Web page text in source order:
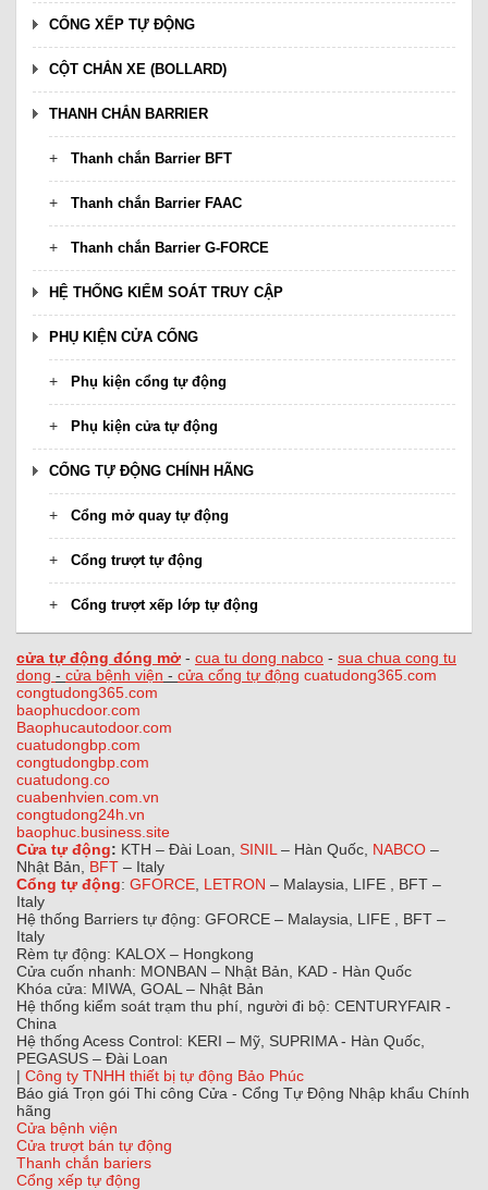
CỔNG XẾP TỰ ĐỘNG
CỘT CHẮN XE (BOLLARD)
THANH CHẮN BARRIER
Thanh chắn Barrier BFT
Thanh chắn Barrier FAAC
Thanh chắn Barrier G-FORCE
HỆ THỐNG KIỂM SOÁT TRUY CẬP
PHỤ KIỆN CỬA CỔNG
Phụ kiện cổng tự động
Phụ kiện cửa tự động
CỔNG TỰ ĐỘNG CHÍNH HÃNG
Cổng mở quay tự động
Cổng trượt tự động
Cổng trượt xếp lớp tự động
cửa tự động đóng mở - cua tu dong nabco - sua chua cong tu
dong - cửa bệnh viện - cửa cổng tự động cuatudong365.com
congtudong365.com
baophucdoor.com
Baophucautodoor.com
cuatudongbp.com
congtudongbp.com
cuatudong.co
cuabenhvien.com.vn
congtudong24h.vn
baophuc.business.site
Cửa tự động: KTH – Đài Loan, SINIL – Hàn Quốc, NABCO –
Nhật Bản, BFT – Italy
Cổng tự động: GFORCE LETRON – Malaysia, LIFE , BFT –
Italy
Hệ thống Barriers tự động: GFORCE – Malaysia, LIFE , BFT –
Italy
Rèm tự động: KALOX – Hongkong
Cửa cuốn nhanh: MONBAN – Nhật Bản, KAD - Hàn Quốc
Khóa cửa: MIWA, GOAL – Nhật Bản
Hệ thống kiểm soát trạm thu phí, người đi bộ: CENTURYFAIR -
China
Hệ thống Acess Control: KERI – Mỹ, SUPRIMA - Hàn Quốc,
PEGASUS – Đài Loan
| Công ty TNHH thiết bị tự động Bảo Phúc
Báo giá Trọn gói Thi công Cửa - Cổng Tự Động Nhập khẩu Chính
hãng
Cửa bệnh viện
Cửa trượt bán tự động
Thanh chắn bariers
Cổng xếp tự động